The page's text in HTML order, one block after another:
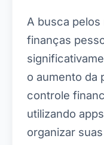
A busca
finanças
o aumento da
controle
utilizando
organizar